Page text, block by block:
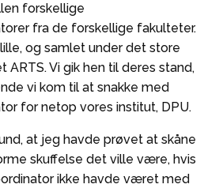
forskellige
fra de forskellige fakulteter.
og samlet under det store
ARTS. Vi gik hen til deres stand,
vi kom til at snakke med
for netop vores institut, DPU.
at jeg havde prøvet at skåne
skuffelse det ville være, hvis
ikke havde været med